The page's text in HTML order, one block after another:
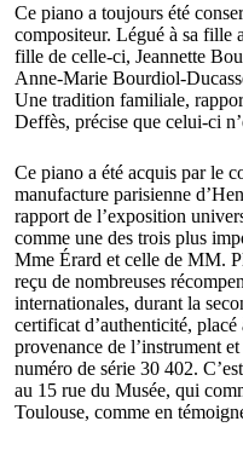
Ce piano a toujours été
compositeur. Légué à sa fille
fille de celle-ci, Jeannette
Anne-Marie Bourdiol-
Une tradition familiale,
Deffès, précise que celui-ci
Ce piano a été acquis par le
manufacture parisienne
rapport de l’exposition
comme une des trois plus
Mme Érard et celle de MM.
reçu de nombreuses
internationales, durant la
certificat d’authenticité,
provenance de l’instrument
numéro de série 30 402.
au 15 rue du Musée, qui
Toulouse, comme en